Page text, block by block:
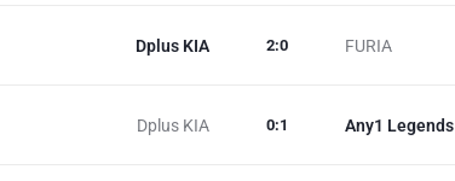
Dplus KIA FURIA
2:0
Dplus KIA Any1 Legends
0:1